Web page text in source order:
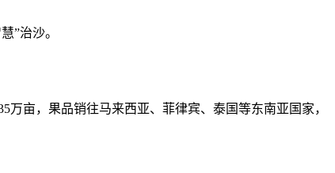
”治沙。
亩，果品销往马来西亚、菲律宾、泰国等东南亚国家，